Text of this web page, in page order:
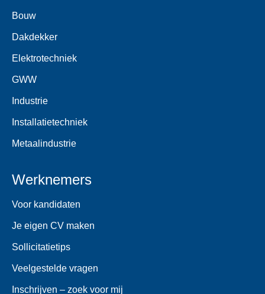
Bouw
Dakdekker
Elektrotechniek
GWW
Industrie
Installatietechniek
Metaalindustrie
Werknemers
Voor kandidaten
Je eigen CV maken
Sollicitatietips
Veelgestelde vragen
Inschrijven – zoek voor mij